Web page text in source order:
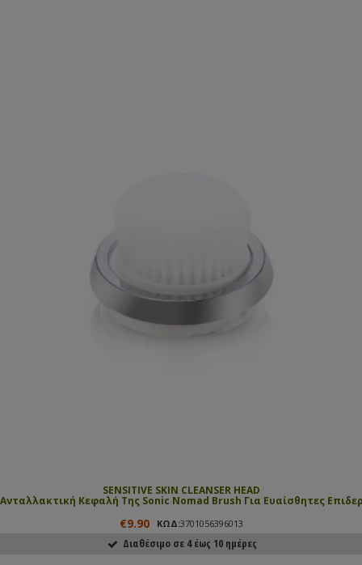
SENSITIVE SKIN CLEANSER HEAD
Ανταλλακτική Κεφαλή Της Sonic Nomad Brush Για Ευαίσθητες
€9.90 ΚΩΔ:3701056396013
Διαθέσιμο σε 4 έως 10 ημέρες